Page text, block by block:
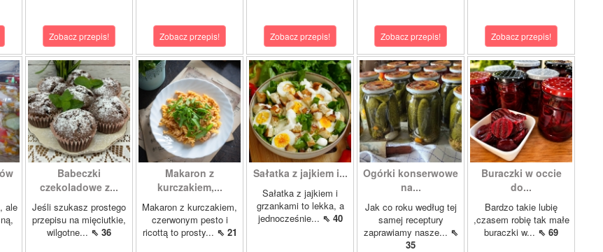
Zobacz przepis! Zobacz przepis! Zobacz przepis! Zobacz przepis! Zobacz przepis!
ale
Babeczki
czekoladowe z...
Jeśli szukasz prostego
przepisu na mięciutkie,
wilgotne... ⇖ 36
Makaron z
kurczakiem,...
Makaron z kurczakiem,
czerwonym pesto i
ricottą to prosty... ⇖ 21
Sałatka z jajkiem i...
Sałatka z jajkiem i
grzankami to lekka, a
jednocześnie... ⇖ 40
Ogórki konserwowe
na...
Jak co roku według tej
samej receptury
zaprawiamy nasze... ⇖
35
Buraczki w occie
do...
Bardzo takie lubię
,czasem robię tak małe
buraczki w... ⇖ 69